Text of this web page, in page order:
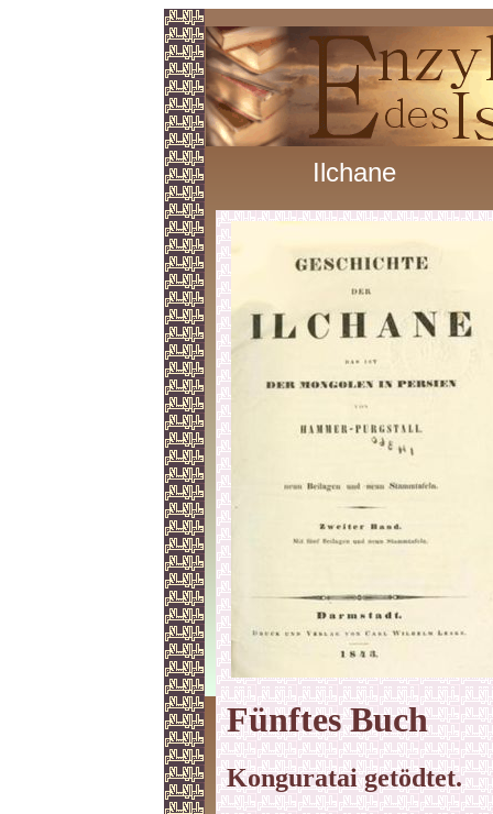
Ilchane
Fünftes Buch
Konguratai getödtet.